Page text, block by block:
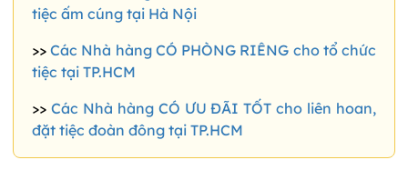
tiệc ấm cúng tại Hà Nội
>>Các Nhà hàng CÓ PHÒNG RIÊNG cho tổ chức
tiệc tại TP.HCM
>> Các Nhà hàng CÓ ƯU ĐÃI TỐT cho liên hoan,
đặt tiệc đoàn đông tại TP.HCM